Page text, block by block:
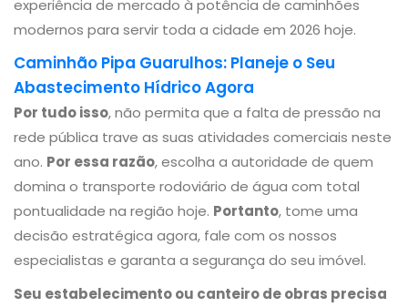
experiência de mercado à potência de caminhões
modernos para servir toda a cidade em 2026 hoje.
Caminhão Pipa Guarulhos: Planeje o Seu
Abastecimento Hídrico Agora
Por tudo isso, não permita que a falta de pressão na
rede pública trave as suas atividades comerciais neste
ano. Por essa razão, escolha a autoridade de quem
domina o transporte rodoviário de água com total
pontualidade na região hoje. Portanto, tome uma
decisão estratégica agora, fale com os nossos
especialistas e garanta a segurança do seu imóvel.
Seu estabelecimento ou canteiro de obras precisa